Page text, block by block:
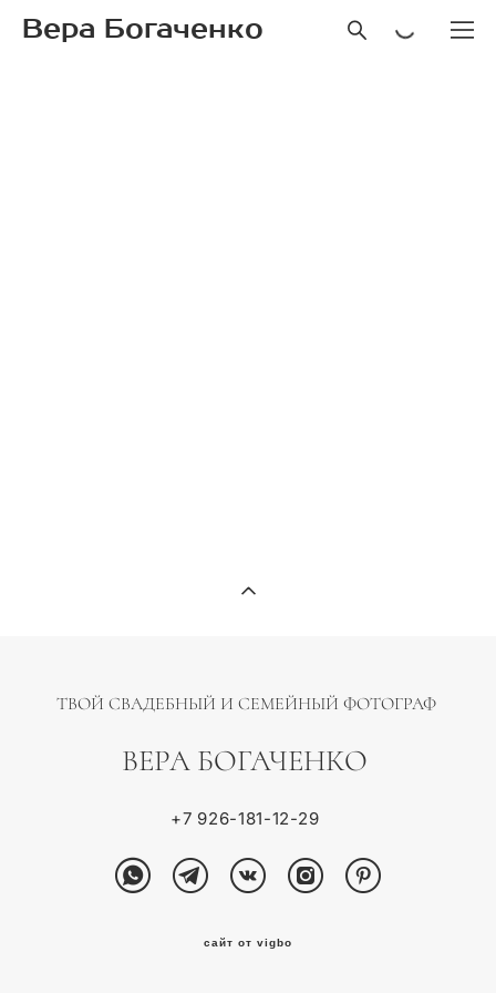
Вера Богаченко
ТВОЙ СВАДЕБНЫЙ И СЕМЕЙНЫЙ ФОТОГРАФ
ВЕРА БОГАЧЕНКО
+7 926-181-12-29
сайт от vigbo